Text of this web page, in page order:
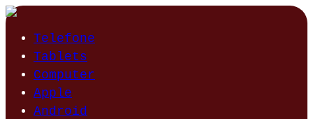
Telefone
Tablets
Computer
Apple
Android